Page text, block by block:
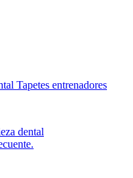
Tapetes entrenadores
dental